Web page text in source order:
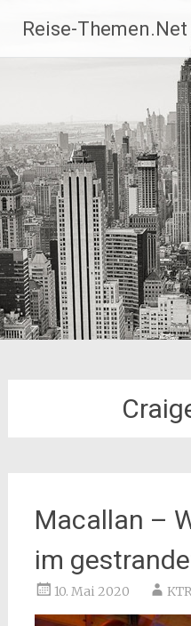
Inhalt
springen
Reise-Themen.Net
Macallan –
im
10. Mai 2020 KTR